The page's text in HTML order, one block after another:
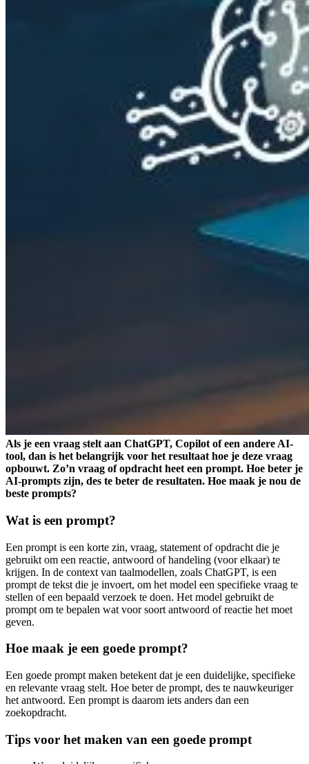
Als je een vraag stelt aan ChatGPT, Copilot of een andere AI-
tool, dan is het belangrijk voor het resultaat hoe je deze vraag
opbouwt. Zo’n vraag of opdracht heet een prompt. Hoe beter je
AI-prompts zijn, des te beter de resultaten. Hoe maak je nou de
beste prompts?
Wat is een prompt?
Een prompt is een korte zin, vraag, statement of opdracht die je
gebruikt om een reactie, antwoord of handeling (voor elkaar) te
krijgen. In de context van taalmodellen, zoals ChatGPT, is een
prompt de tekst die je invoert, om het model een specifieke vraag te
stellen of een bepaald verzoek te doen. Het model gebruikt de
prompt om te bepalen wat voor soort antwoord of reactie het moet
geven.
Hoe maak je een goede prompt?
Een goede prompt maken betekent dat je een duidelijke, specifieke
en relevante vraag stelt. Hoe beter de prompt, des te nauwkeuriger
het antwoord. Een prompt is daarom iets anders dan een
zoekopdracht.
Tips voor het maken van een goede prompt